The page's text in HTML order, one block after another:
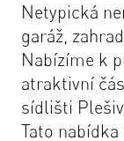
Netypická
garáž,
Nabízíme k
atraktivní
sídlišti
Tato